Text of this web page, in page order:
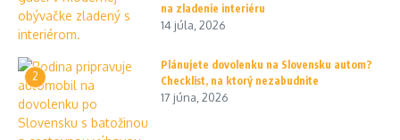
na zladenie interiéru
14 júla, 2026
2
Plánujete dovolenku na Slovensku autom?
Checklist, na ktorý nezabudnite
17 júna, 2026